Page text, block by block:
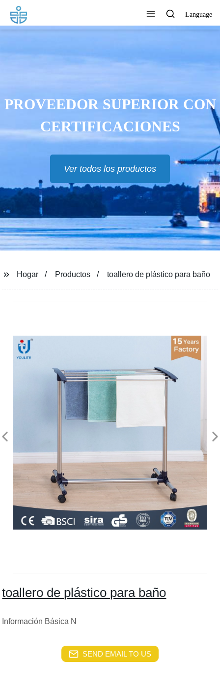
Language
PROVEEDOR SUPERIOR CON
CERTIFICACIONES
Ver todos los productos
Hogar Productos toallero de plástico para baño
toallero de plástico para baño
Información Básica N
SEND EMAIL TO US